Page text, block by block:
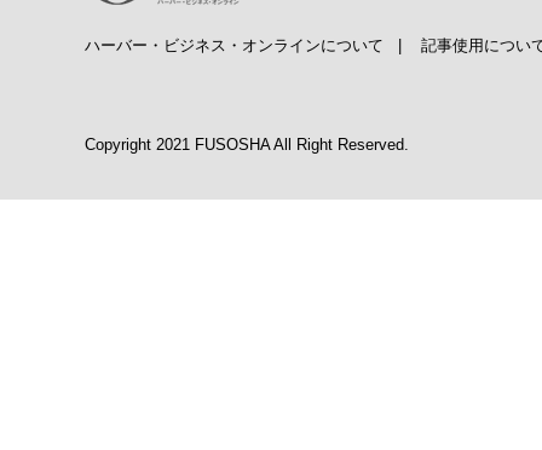
ハーバー・ビジネス・オンラインについて 記事使用につい
Copyright 2021 FUSOSHA All Right Reserved.